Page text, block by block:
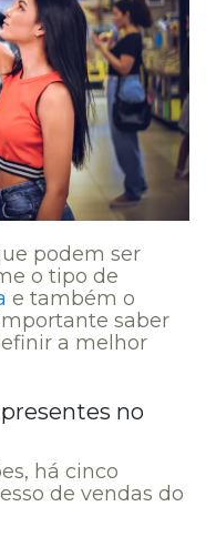
podem ser
o tipo de
e também o
saber
a melhor
no
há cinco
de vendas do